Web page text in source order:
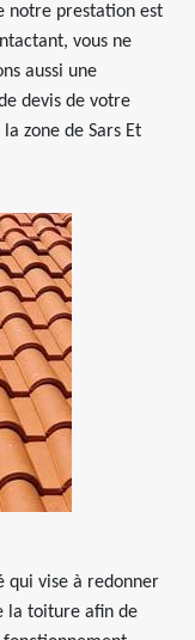
notre prestation est
vous ne
aussi une
devis de votre
zone de Sars Et
qui vise à redonner
la toiture afin de